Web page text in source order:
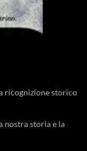
ricognizione storico
nostra storia e la